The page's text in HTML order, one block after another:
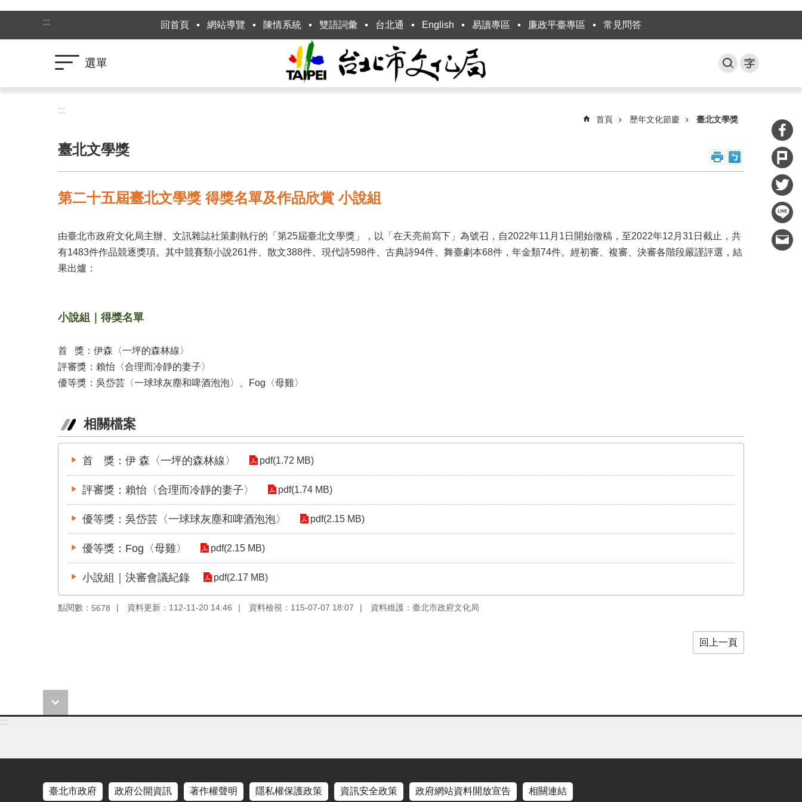
跳到主要內容區塊
:::
回首頁 網站導覽 陳情系統 雙語詞彙 台北通 English 易讀專區 廉政平臺專區 常見問答
選單
:::
首頁 歷年文化節慶 臺北文學獎
臺北文學獎
第二十五屆臺北文學獎 得獎名單及作品欣賞 小說組
由臺北市政府文化局主辦、文訊雜誌社策劃執行的「第25屆臺北文學獎」，以「在天亮前寫下」為號召，自2022年11月1日開始徵稿，至2022年12月31日截止，共
有1483件作品競逐獎項。其中競賽類小說261件、散文388件、現代詩598件、古典詩94件、舞臺劇本68件，年金類74件。經初審、複審、決審各階段嚴謹評選，結
果出爐：
小說組｜得獎名單
首 獎：伊森〈一坪的森林線〉
評審獎：賴怡〈合理而冷靜的妻子〉
優等獎：吳岱芸〈一球球灰塵和啤酒泡泡〉、Fog〈母雞〉
相關檔案
首 獎：伊 森〈一坪的森林線〉 pdf(1.72 MB)
評審獎：賴怡〈合理而冷靜的妻子〉 pdf(1.74 MB)
優等獎：吳岱芸〈一球球灰塵和啤酒泡泡〉 pdf(2.15 MB)
優等獎：Fog〈母雞〉 pdf(2.15 MB)
小說組｜決審會議紀錄 pdf(2.17 MB)
點閱數： 5678 資料更新：112-11-20 14:46 資料檢視：115-07-07 18:07 資料維護：臺北市政府文化局
回上一頁
:::
臺北市政府 政府公開資訊 著作權聲明 隱私權保護政策 資訊安全政策 政府網站資料開放宣告 相關連結